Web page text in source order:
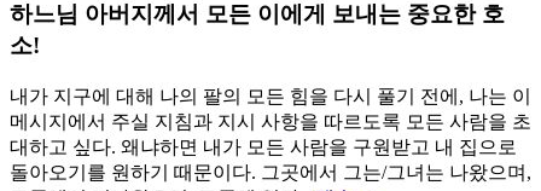
하느님 아버지께서 모든 이에게 보내는 중요한 호
소!
내가 지구에 대해 나의 팔의 모든 힘을 다시 풀기 전에, 나는 이
메시지에서 주실 지침과 지시 사항을 따르도록 모든 사람을 초
대하고 싶다. 왜냐하면 내가 모든 사람을 구원받고 내 집으로
돌아오기를 원하기 때문이다. 그곳에서 그는/그녀는 나왔으며,